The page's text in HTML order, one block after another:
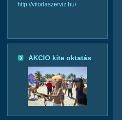
http://vitorlaszerviz.hu/
AKCIO kite oktatás